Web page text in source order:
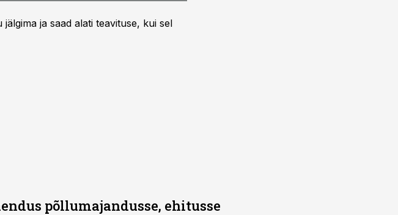
ja saad alati teavituse, kui sel
põllumajandusse, ehitusse